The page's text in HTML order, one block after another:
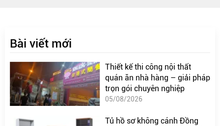
Bài viết mới
Thiết kế thi công nội thất
quán ăn nhà hàng – giải pháp
trọn gói chuyên nghiệp
05/08/2026
Tủ hồ sơ không cánh Đồng